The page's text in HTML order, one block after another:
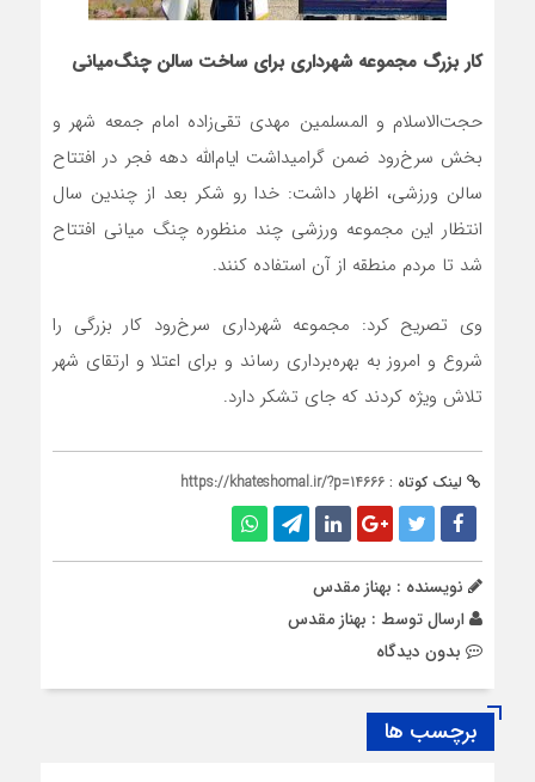
کار بزرگ مجموعه شهرداری برای ساخت سالن چنگ‌میانی
حجت‌الاسلام و المسلمین مهدی تقی‌زاده امام جمعه شهر و
بخش سرخ‌رود ضمن گرامیداشت ایام‌الله دهه فجر در افتتاح
سالن ورزشی، اظهار داشت: خدا رو شکر بعد از چندین سال
انتظار این مجموعه ورزشی چند منظوره چنگ میانی افتتاح
شد تا مردم منطقه از آن استفاده کنند.
وی تصریح کرد: مجموعه شهرداری سرخ‌رود کار بزرگی را
شروع و امروز به بهره‌برداری رساند و برای اعتلا و ارتقای شهر
تلاش ویژه کردند که جای تشکر دارد.
لینک کوتاه : https://khateshomal.ir/?p=14666
نویسنده : بهناز مقدس
ارسال توسط : بهناز مقدس
بدون دیدگاه
برچسب ها